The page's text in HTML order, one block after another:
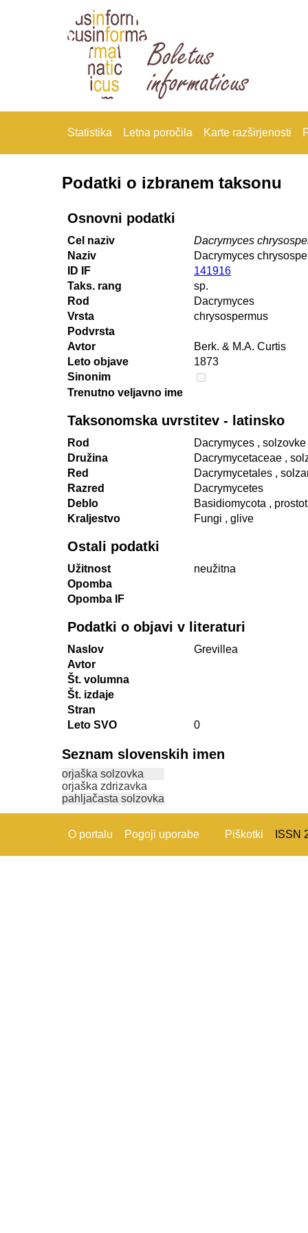
Statistika Letna poročila Karte razširjenosti
Podatki o izbranem taksonu
Osnovni podatki
Cel naziv
Dacrymyces
Naziv
Dacrymyces
ID IF
141916
Taks. rang
sp.
Rod
Dacrymyces
Vrsta
chrysospermus
Podvrsta
Avtor
Berk. & M.A. Curtis
Leto objave
1873
Sinonim
Trenutno veljavno ime
Taksonomska uvrstitev - latinsko
Rod Dacrymyces , solzovke
Družina
Dacrymycetaceae ,
Red
Dacrymycetales ,
Razred
Dacrymycetes
Deblo
Basidiomycota ,
Kraljestvo
Fungi , glive
Ostali podatki
Užitnost
neužitna
Opomba
Opomba IF
Podatki o objavi v literaturi
Naslov
Grevillea
Avtor
Št. volumna
Št. izdaje
Stran
Leto SVO
0
Seznam slovenskih imen
orjaška solzovka
orjaška zdrizavka
pahljačasta solzovka
O portalu Pogoji uporabe Piškotki ISSN